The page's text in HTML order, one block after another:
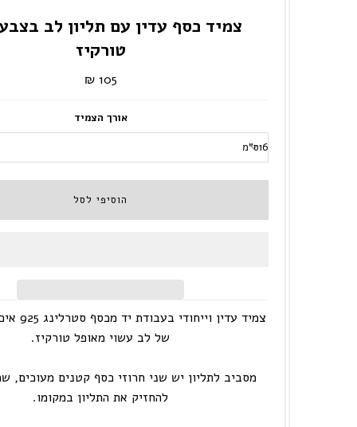
צמיד כסף עדין עם תליון לב
טורקיז
105 ₪
אורך הצמיד
צמיד
של לב עשוי מאופל טורקיז.
מסביב לתליון יש שני חרוזי כסף קטנים מעוכים,
להחזיק את התליון במקומו.